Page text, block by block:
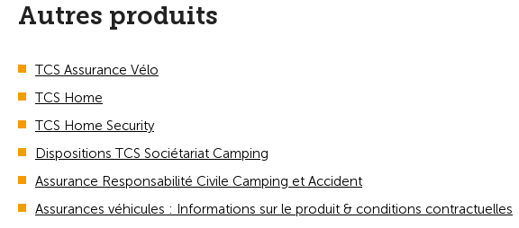
Autres produits
TCS Assurance Vélo
TCS Home
TCS Home Security
Dispositions TCS Sociétariat Camping
Assurance Responsabilité Civile Camping et Accident
Assurances véhicules : Informations sur le produit & conditions contractuelles